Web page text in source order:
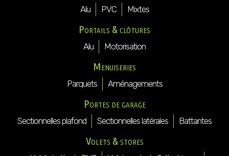
Alu PVC Mixtes
Portails & clôtures
Alu Motorisation
Menuiseries
Parquets Aménagements
Portes de garage
Sectionnelles plafond Sectionnelles latérales Battantes
Volets & stores